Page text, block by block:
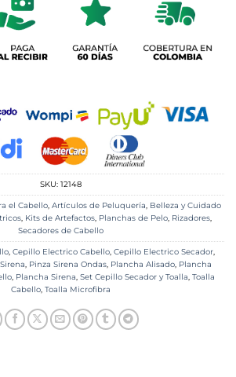
SKU: 12148
el Cabello, Artículos de Peluquería, Belleza y Cuidado
, Kits de Artefactos, Planchas de Pelo, Rizadores,
Secadores de Cabello
, Cepillo Electrico Cabello, Cepillo Electrico Secador,
, Pinza Sirena Ondas, Plancha Alisado, Plancha
, Plancha Sirena, Set Cepillo Secador y Toalla, Toalla
Cabello, Toalla Microfibra